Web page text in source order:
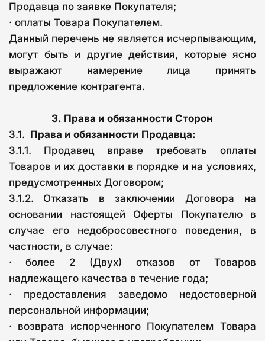
Продавца по заявке Покупателя;
· оплаты Товара Покупателем.
Данный перечень не является исчерпывающим,
могут быть и другие действия, которые ясно
выражают намерение лица принять
предложение контрагента.
3. Права и обязанности Сторон
3.1. Права и обязанности Продавца:
3.1.1. Продавец вправе требовать оплаты
Товаров и их доставки в порядке и на условиях,
предусмотренных Договором;
3.1.2. Отказать в заключении Договора на
основании настоящей Оферты Покупателю в
случае его недобросовестного поведения, в
частности, в случае:
· более 2 (Двух) отказов от Товаров
надлежащего качества в течение года;
· предоставления заведомо недостоверной
персональной информации;
· возврата испорченного Покупателем Товара